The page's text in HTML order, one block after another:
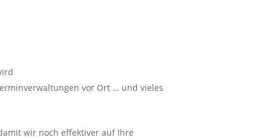
vor Ort … und vieles
wir noch effektiver auf Ihre